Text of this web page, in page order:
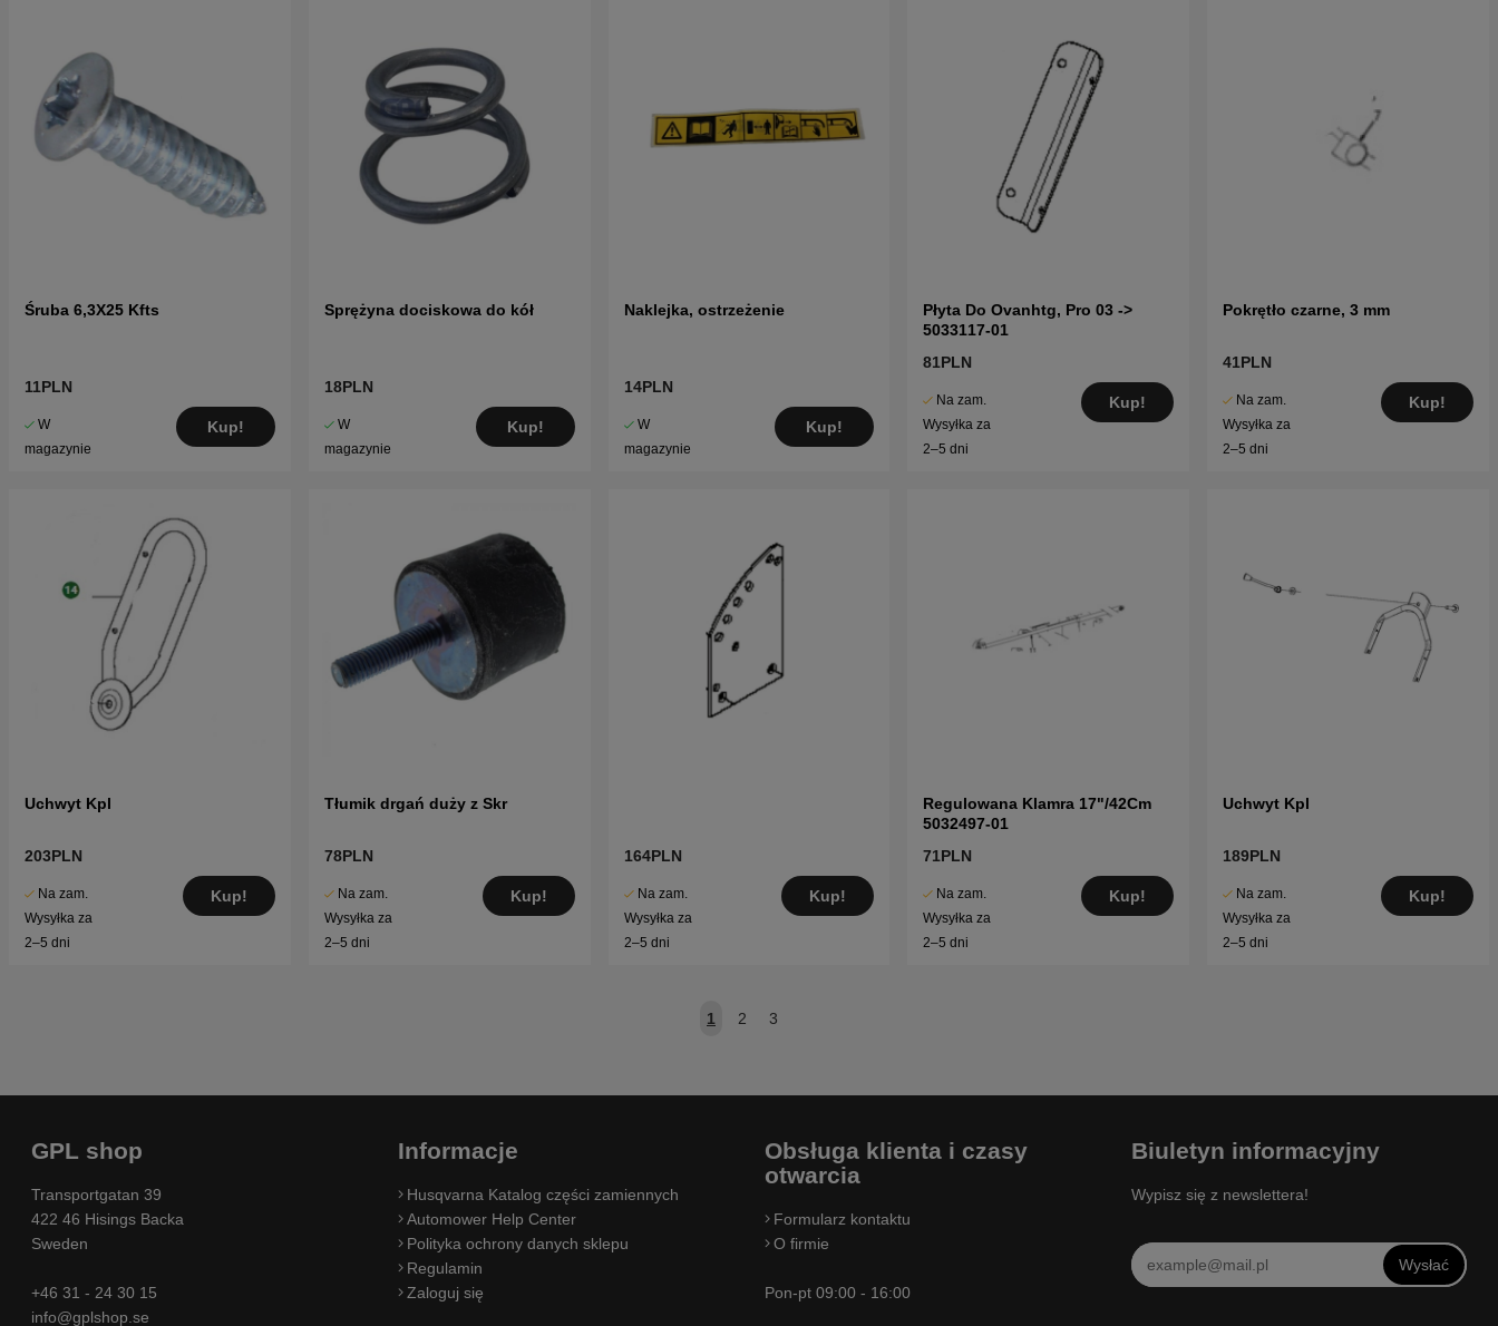
Śruba 6,3X25 Kfts
11PLN
W
magazynie
Kup!
Sprężyna dociskowa do kół
18PLN
W
magazynie
Kup!
Naklejka, ostrzeżenie
14PLN
W
magazynie
Kup!
Płyta Do Ovanhtg, Pro 03 ->
5033117-01
81PLN
Na zam.
Wysyłka za
2–5 dni
Kup!
Pokrętło czarne, 3 mm
41PLN
Na zam.
Wysyłka za
2–5 dni
Kup!
Uchwyt Kpl
203PLN
Na zam.
Wysyłka za
2–5 dni
Kup!
Tłumik drgań duży z Skr
78PLN
Na zam.
Wysyłka za
2–5 dni
Kup!
164PLN
Na zam.
Wysyłka za
2–5 dni
Kup!
Regulowana Klamra 17"/42Cm
5032497-01
71PLN
Na zam.
Wysyłka za
2–5 dni
Kup!
Uchwyt Kpl
189PLN
Na zam.
Wysyłka za
2–5 dni
Kup!
1 2 3
GPL shop
Transportgatan 39
422 46 Hisings Backa
Sweden
+46 31 - 24 30 15
info@gplshop.se
Informacje
Husqvarna Katalog części zamiennych
Automower Help Center
Polityka ochrony danych sklepu
Regulamin
Zaloguj się
Obsługa klienta i czasy
otwarcia
Formularz kontaktu
O firmie
Pon-pt 09:00 - 16:00
Biuletyn informacyjny
Wypisz się z newslettera!
Wysłać